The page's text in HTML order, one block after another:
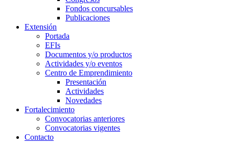
Fondos concursables
Publicaciones
Extensión
Portada
EFIs
Documentos y/o productos
Actividades y/o eventos
Centro de Emprendimiento
Presentación
Actividades
Novedades
Fortalecimiento
Convocatorias anteriores
Convocatorias vigentes
Contacto